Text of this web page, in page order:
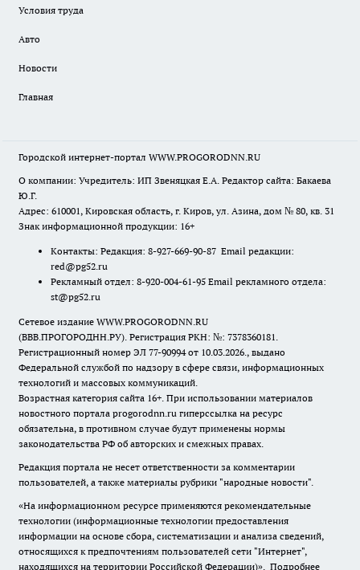
Условия труда
Авто
Новости
Главная
Городской интернет-портал WWW.PROGORODNN.RU
О компании: Учредитель: ИП Звеняцкая Е.А. Редактор сайта: Бакаева
Ю.Г.
Адрес: 610001, Кировская область, г. Киров, ул. Азина, дом № 80, кв. 31
Знак информационной продукции: 16+
Контакты: Редакция: 8-927-669-90-87 Email редакции:
red@pg52.ru
Рекламный отдел: 8-920-004-61-95 Email рекламного отдела:
st@pg52.ru
Сетевое издание WWW.PROGORODNN.RU
(ВВВ.ПРОГОРОДНН.РУ). Регистрация РКН: №: 7378360181.
Регистрационный номер ЭЛ 77-90994 от 10.03.2026., выдано
Федеральной службой по надзору в сфере связи, информационных
технологий и массовых коммуникаций.
Возрастная категория сайта 16+. При использовании материалов
новостного портала progorodnn.ru гиперссылка на ресурс
обязательна, в противном случае будут применены нормы
законодательства РФ об авторских и смежных правах.
Редакция портала не несет ответственности за комментарии
пользователей, а также материалы рубрики "народные новости".
«На информационном ресурсе применяются рекомендательные
технологии (информационные технологии предоставления
информации на основе сбора, систематизации и анализа сведений,
относящихся к предпочтениям пользователей сети "Интернет",
находящихся на территории Российской Федерации)». Подробнее